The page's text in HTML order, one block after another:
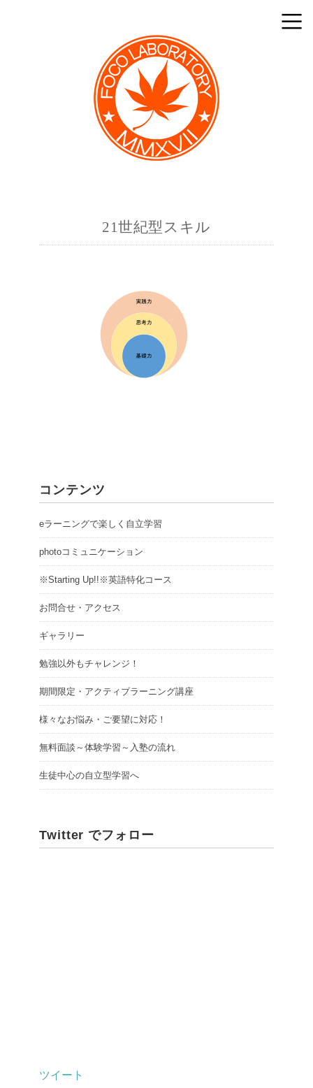
21世紀型スキル
コンテンツ
eラーニングで楽しく自立学習
photoコミュニケーション
※Starting Up!!※英語特化コース
お問合せ・アクセス
ギャラリー
勉強以外もチャレンジ！
期間限定・アクティブラーニング講座
様々なお悩み・ご要望に対応！
無料面談～体験学習～入塾の流れ
生徒中心の自立型学習へ
Twitter でフォロー
ツイート